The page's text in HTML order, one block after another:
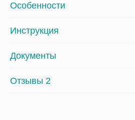
Особенности
Инструкция
Документы
Отзывы 2